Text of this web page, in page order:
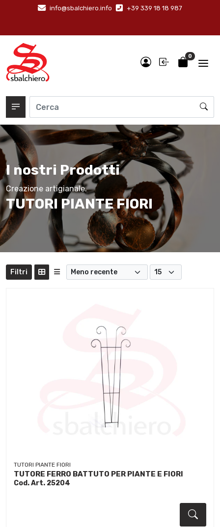
info@sbalchiero.info +39 339 18 18 987
0
I nostri Prodotti
Creazione artigianale.
TUTORI PIANTE FIORI
Filtri
TUTORI PIANTE FIORI
TUTORE FERRO BATTUTO PER PIANTE E FIORI
Cod. Art. 25204